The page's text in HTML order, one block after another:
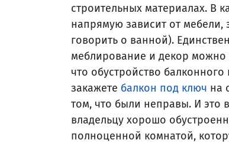
строительных материалах. В
напрямую зависит от мебели,
говорить о ванной).
меблирование и декор можно
что обустройство
закажете балкон под ключ на
том, что были неправы. И это
владельцу хорошо
полноценной комнатой,